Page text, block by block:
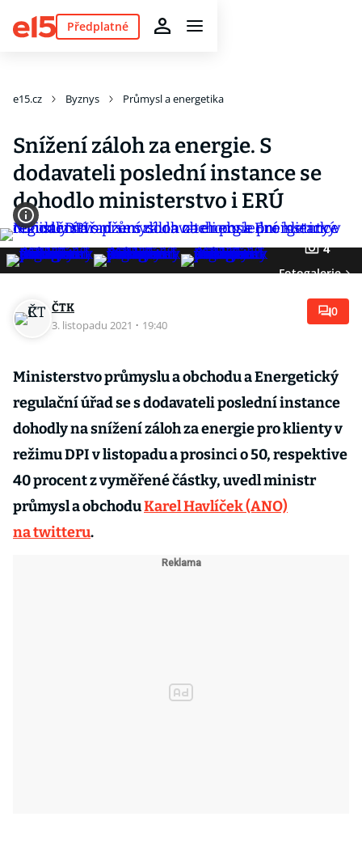
Předplatné
e15.cz Byznys Průmysl a energetika
Snížení záloh za energie. S
dodavateli poslední instance se
dohodlo ministerstvo i ERÚ
4
Fotogalerie
ČTK
3. listopadu 2021 · 19:40
0
Ministerstvo průmyslu a obchodu a Energetický
regulační úřad se s dodavateli poslední instance
dohodly na snížení záloh za energie pro klienty v
režimu DPI v listopadu a prosinci o 50, respektive
40 procent z vyměřené částky, uvedl ministr
průmysl a obchoduKarel Havlíček (ANO)
na twitteru.